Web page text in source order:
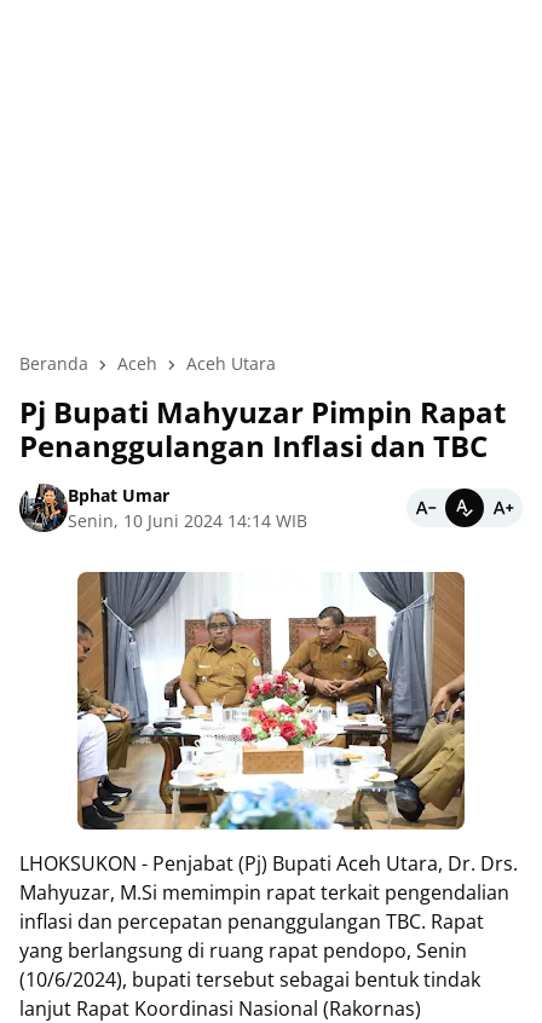
Beranda Aceh Aceh Utara
Pj Bupati Mahyuzar Pimpin Rapat
Penanggulangan Inflasi dan TBC
Bphat Umar
Senin, 10 Juni 2024 14:14 WIB
LHOKSUKON - Penjabat (Pj) Bupati Aceh Utara, Dr. Drs.
Mahyuzar, M.Si memimpin rapat terkait pengendalian
inflasi dan percepatan penanggulangan TBC. Rapat
yang berlangsung di ruang rapat pendopo, Senin
(10/6/2024), bupati tersebut sebagai bentuk tindak
lanjut Rapat Koordinasi Nasional (Rakornas)